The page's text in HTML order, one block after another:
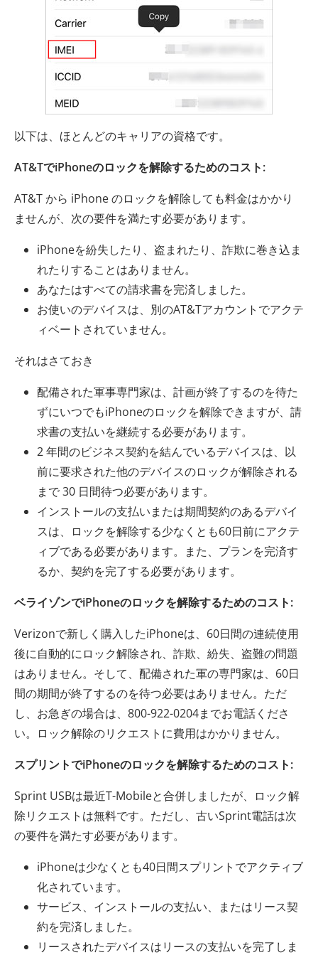
以下は、ほとんどのキャリアの資格です。
AT&TでiPhoneのロックを解除するためのコスト:
AT&T から iPhone のロックを解除しても料金はかかり
ませんが、次の要件を満たす必要があります。
iPhoneを紛失したり、盗まれたり、詐欺に巻き込ま
れたりすることはありません。
あなたはすべての請求書を完済しました。
お使いのデバイスは、別のAT&Tアカウントでアクテ
ィベートされていません。
それはさておき
配備された軍事専門家は、計画が終了するのを待た
ずにいつでもiPhoneのロックを解除できますが、請
求書の支払いを継続する必要があります。
2 年間のビジネス契約を結んでいるデバイスは、以
前に要求された他のデバイスのロックが解除される
まで 30 日間待つ必要があります。
インストールの支払いまたは期間契約のあるデバイ
スは、ロックを解除する少なくとも60日前にアクテ
ィブである必要があります。また、プランを完済す
るか、契約を完了する必要があります。
ベライゾンでiPhoneのロックを解除するためのコスト:
Verizonで新しく購入したiPhoneは、60日間の連続使用
後に自動的にロック解除され、詐欺、紛失、盗難の問題
はありません。そして、配備された軍の専門家は、60日
間の期間が終了するのを待つ必要はありません。ただ
し、お急ぎの場合は、800-922-0204までお電話くださ
い。ロック解除のリクエストに費用はかかりません。
スプリントでiPhoneのロックを解除するためのコスト:
Sprint USBは最近T-Mobileと合併しましたが、ロック解
除リクエストは無料です。ただし、古いSprint電話は次
の要件を満たす必要があります。
iPhoneは少なくとも40日間スプリントでアクティブ
化されています。
サービス、インストールの支払い、またはリース契
約を完済しました。
リースされたデバイスはリースの支払いを完了しま